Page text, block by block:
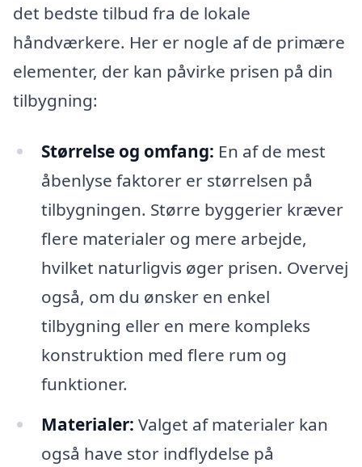
det bedste tilbud fra de lokale
håndværkere. Her er nogle af de primære
elementer, der kan påvirke prisen på din
tilbygning:
Størrelse og omfang: En af de mest
åbenlyse faktorer er størrelsen på
tilbygningen. Større byggerier kræver
flere materialer og mere arbejde,
hvilket naturligvis øger prisen. Overvej
også, om du ønsker en enkel
tilbygning eller en mere kompleks
konstruktion med flere rum og
funktioner.
Materialer: Valget af materialer kan
også have stor indflydelse på